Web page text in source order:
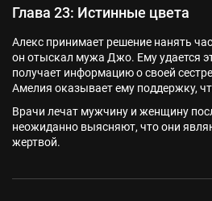
Глава 23: Истинные цвета
Алекс принимает решение нанять
он отыскал мужа Джо. Ему удается
получает информацию о своей
Амелия оказывает ему поддержку,
Врачи лечат мужчину и женщину
неожиданно выясняют, что они
жертвой.